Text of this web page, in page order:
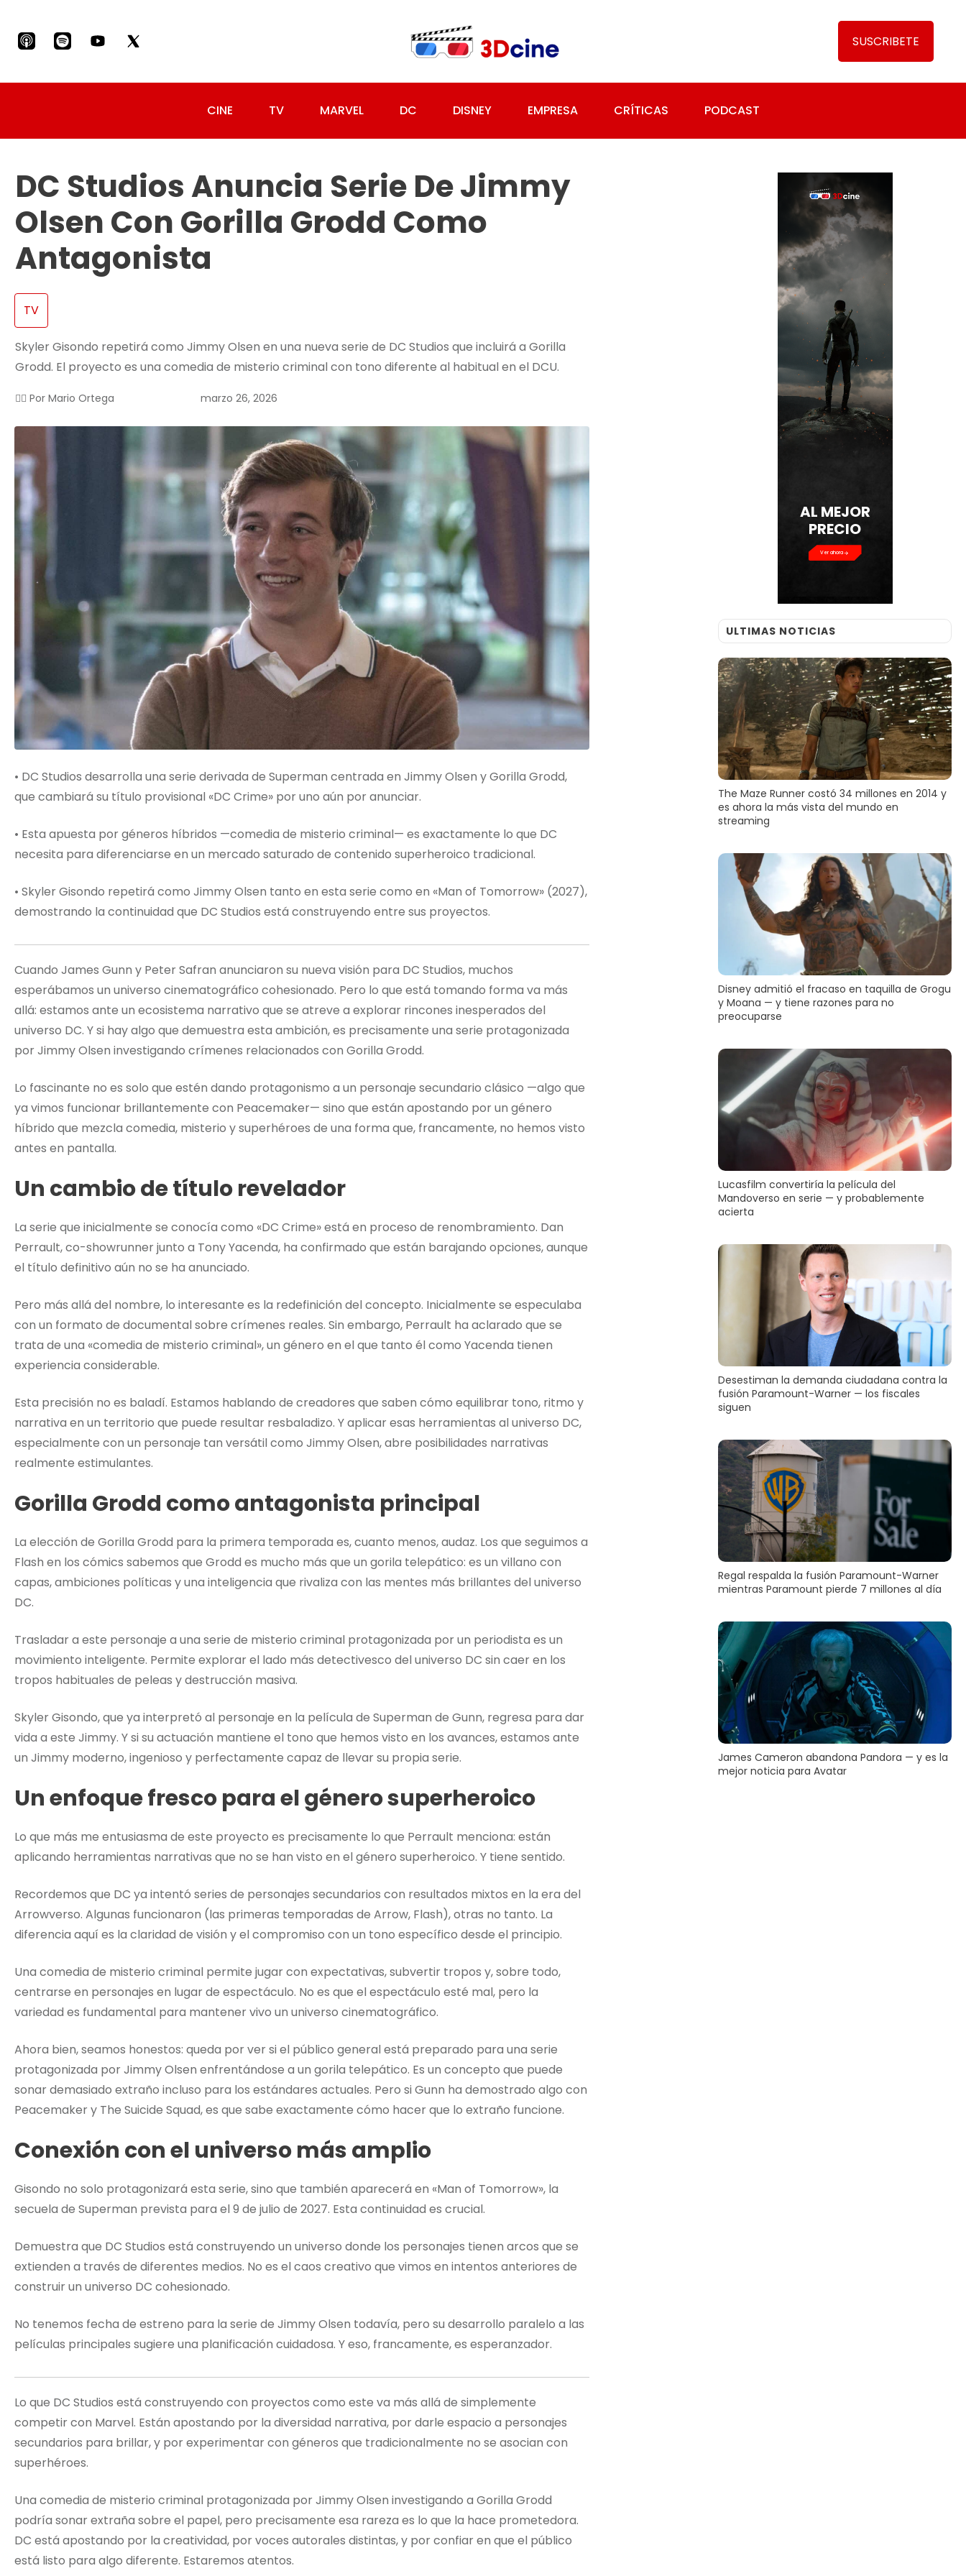
SUSCRIBETE
CINE TV MARVEL DC DISNEY EMPRESA CRÍTICAS PODCAST
DC Studios Anuncia Serie De Jimmy
Olsen Con Gorilla Grodd Como
Antagonista
TV
Skyler Gisondo repetirá como Jimmy Olsen en una nueva serie de DC Studios que incluirá a Gorilla
Grodd. El proyecto es una comedia de misterio criminal con tono diferente al habitual en el DCU.
✍🏻 Por Mario Ortega marzo 26, 2026
• DC Studios desarrolla una serie derivada de Superman centrada en Jimmy Olsen y Gorilla Grodd,
que cambiará su título provisional «DC Crime» por uno aún por anunciar.
• Esta apuesta por géneros híbridos —comedia de misterio criminal— es exactamente lo que DC
necesita para diferenciarse en un mercado saturado de contenido superheroico tradicional.
• Skyler Gisondo repetirá como Jimmy Olsen tanto en esta serie como en «Man of Tomorrow» (2027),
demostrando la continuidad que DC Studios está construyendo entre sus proyectos.
Cuando James Gunn y Peter Safran anunciaron su nueva visión para DC Studios, muchos
esperábamos un universo cinematográfico cohesionado. Pero lo que está tomando forma va más
allá: estamos ante un ecosistema narrativo que se atreve a explorar rincones inesperados del
universo DC. Y si hay algo que demuestra esta ambición, es precisamente una serie protagonizada
por Jimmy Olsen investigando crímenes relacionados con Gorilla Grodd.
Lo fascinante no es solo que estén dando protagonismo a un personaje secundario clásico —algo que
ya vimos funcionar brillantemente con Peacemaker— sino que están apostando por un género
híbrido que mezcla comedia, misterio y superhéroes de una forma que, francamente, no hemos visto
antes en pantalla.
Un cambio de título revelador
La serie que inicialmente se conocía como «DC Crime» está en proceso de renombramiento. Dan
Perrault, co-showrunner junto a Tony Yacenda, ha confirmado que están barajando opciones, aunque
el título definitivo aún no se ha anunciado.
Pero más allá del nombre, lo interesante es la redefinición del concepto. Inicialmente se especulaba
con un formato de documental sobre crímenes reales. Sin embargo, Perrault ha aclarado que se
trata de una «comedia de misterio criminal», un género en el que tanto él como Yacenda tienen
experiencia considerable.
Esta precisión no es baladí. Estamos hablando de creadores que saben cómo equilibrar tono, ritmo y
narrativa en un territorio que puede resultar resbaladizo. Y aplicar esas herramientas al universo DC,
especialmente con un personaje tan versátil como Jimmy Olsen, abre posibilidades narrativas
realmente estimulantes.
Gorilla Grodd como antagonista principal
La elección de Gorilla Grodd para la primera temporada es, cuanto menos, audaz. Los que seguimos a
Flash en los cómics sabemos que Grodd es mucho más que un gorila telepático: es un villano con
capas, ambiciones políticas y una inteligencia que rivaliza con las mentes más brillantes del universo
DC.
Trasladar a este personaje a una serie de misterio criminal protagonizada por un periodista es un
movimiento inteligente. Permite explorar el lado más detectivesco del universo DC sin caer en los
tropos habituales de peleas y destrucción masiva.
Skyler Gisondo, que ya interpretó al personaje en la película de Superman de Gunn, regresa para dar
vida a este Jimmy. Y si su actuación mantiene el tono que hemos visto en los avances, estamos ante
un Jimmy moderno, ingenioso y perfectamente capaz de llevar su propia serie.
Un enfoque fresco para el género superheroico
Lo que más me entusiasma de este proyecto es precisamente lo que Perrault menciona: están
aplicando herramientas narrativas que no se han visto en el género superheroico. Y tiene sentido.
Recordemos que DC ya intentó series de personajes secundarios con resultados mixtos en la era del
Arrowverso. Algunas funcionaron (las primeras temporadas de Arrow, Flash), otras no tanto. La
diferencia aquí es la claridad de visión y el compromiso con un tono específico desde el principio.
Una comedia de misterio criminal permite jugar con expectativas, subvertir tropos y, sobre todo,
centrarse en personajes en lugar de espectáculo. No es que el espectáculo esté mal, pero la
variedad es fundamental para mantener vivo un universo cinematográfico.
Ahora bien, seamos honestos: queda por ver si el público general está preparado para una serie
protagonizada por Jimmy Olsen enfrentándose a un gorila telepático. Es un concepto que puede
sonar demasiado extraño incluso para los estándares actuales. Pero si Gunn ha demostrado algo con
Peacemaker y The Suicide Squad, es que sabe exactamente cómo hacer que lo extraño funcione.
Conexión con el universo más amplio
Gisondo no solo protagonizará esta serie, sino que también aparecerá en «Man of Tomorrow», la
secuela de Superman prevista para el 9 de julio de 2027. Esta continuidad es crucial.
Demuestra que DC Studios está construyendo un universo donde los personajes tienen arcos que se
extienden a través de diferentes medios. No es el caos creativo que vimos en intentos anteriores de
construir un universo DC cohesionado.
No tenemos fecha de estreno para la serie de Jimmy Olsen todavía, pero su desarrollo paralelo a las
películas principales sugiere una planificación cuidadosa. Y eso, francamente, es esperanzador.
Lo que DC Studios está construyendo con proyectos como este va más allá de simplemente
competir con Marvel. Están apostando por la diversidad narrativa, por darle espacio a personajes
secundarios para brillar, y por experimentar con géneros que tradicionalmente no se asocian con
superhéroes.
Una comedia de misterio criminal protagonizada por Jimmy Olsen investigando a Gorilla Grodd
podría sonar extraña sobre el papel, pero precisamente esa rareza es lo que la hace prometedora.
DC está apostando por la creatividad, por voces autorales distintas, y por confiar en que el público
está listo para algo diferente. Estaremos atentos.
AL MEJOR
PRECIO
ULTIMAS NOTICIAS
The Maze Runner costó 34 millones en 2014 y
es ahora la más vista del mundo en
streaming
Disney admitió el fracaso en taquilla de Grogu
y Moana — y tiene razones para no
preocuparse
Lucasfilm convertiría la película del
Mandoverso en serie — y probablemente
acierta
Desestiman la demanda ciudadana contra la
fusión Paramount-Warner — los fiscales
siguen
Regal respalda la fusión Paramount-Warner
mientras Paramount pierde 7 millones al día
James Cameron abandona Pandora — y es la
mejor noticia para Avatar